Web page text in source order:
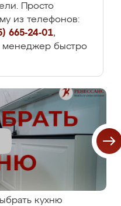
Просто
из телефонов:
665-24-01,
менеджер быстро
кухню